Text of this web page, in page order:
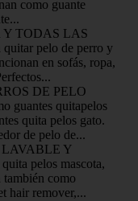
como guante
TODAS LAS
pelo de perro y
en sofás, ropa,
DE PELO
guantes quitapelos
quita pelos gato.
de pelo de...
LAVABLE Y
pelos mascota,
también como
hair remover,...